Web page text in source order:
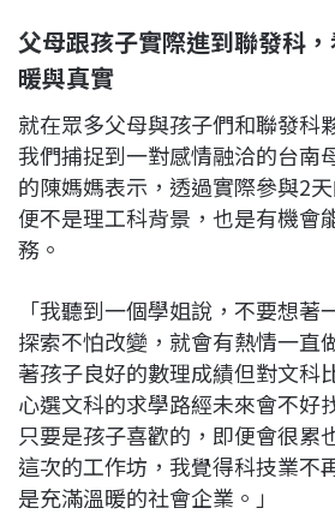
父母跟孩子實際進到聯發科
暖與真實
就在眾多父母與孩子們和聯發科
我們捕捉到一對感情融洽的台南
的陳媽媽表示，透過實際參與2
便不是理工科背景，也是有機會
務。
「我聽到一個學姐說，不要想著
探索不怕改變，就會有熱情一直
著孩子良好的數理成績但對文科
心選文科的求學路經未來會不好
只要是孩子喜歡的，即便會很累
這次的工作坊，我覺得科技業不
是充滿溫暖的社會企業。」